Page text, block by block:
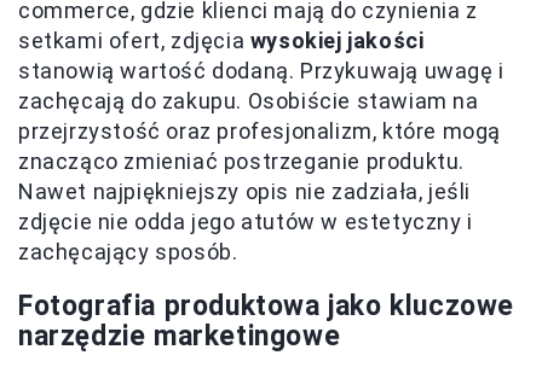
commerce, gdzie klienci mają do czynienia z
setkami ofert, zdjęcia wysokiej jakości
stanowią wartość dodaną. Przykuwają uwagę i
zachęcają do zakupu. Osobiście stawiam na
przejrzystość oraz profesjonalizm, które mogą
znacząco zmieniać postrzeganie produktu.
Nawet najpiękniejszy opis nie zadziała, jeśli
zdjęcie nie odda jego atutów w estetyczny i
zachęcający sposób.
Fotografia produktowa jako kluczowe
narzędzie marketingowe